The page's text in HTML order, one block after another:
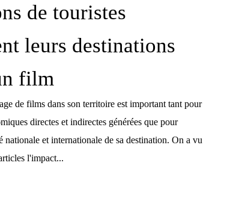
de touristes
leurs destinations
film
de films dans son territoire est important tant pour
directes et indirectes générées que pour
nationale et internationale de sa destination. On a vu
l'impact...